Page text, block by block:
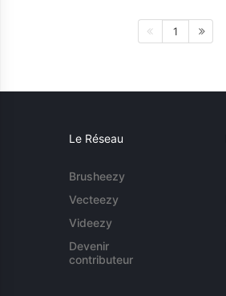
1
Le Réseau
Brusheezy
Vecteezy
Videezy
Devenir
contributeur